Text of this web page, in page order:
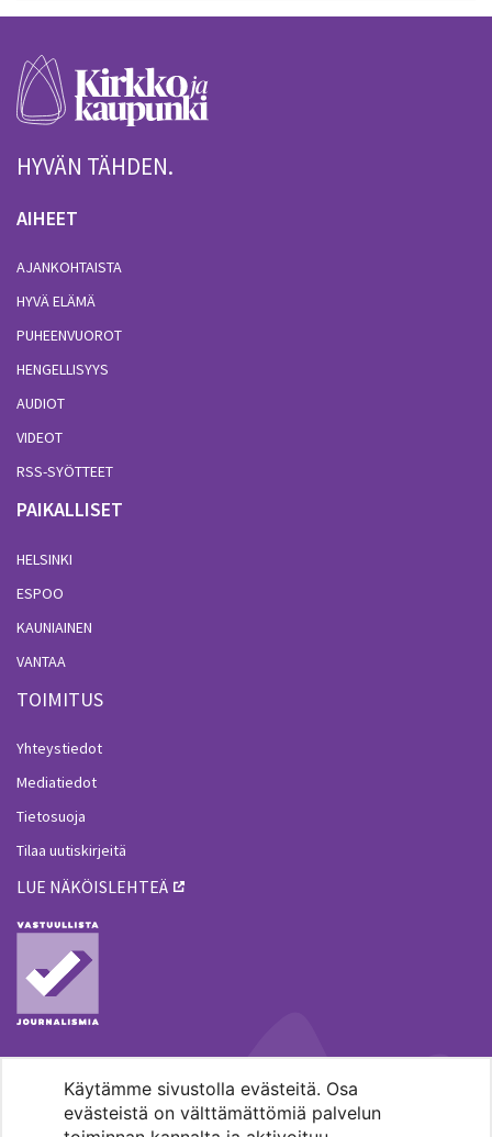
Käytämme sivustolla evästeitä. Osa
evästeistä on välttämättömiä palvelun
HYVÄN TÄHDEN.
AIHEET
AJANKOHTAISTA
HYVÄ ELÄMÄ
PUHEENVUOROT
HENGELLISYYS
AUDIOT
VIDEOT
RSS-SYÖTTEET
PAIKALLISET
HELSINKI
ESPOO
KAUNIAINEN
VANTAA
TOIMITUS
Yhteystiedot
Mediatiedot
Tietosuoja
Tilaa uutiskirjeitä
LUE NÄKÖISLEHTEÄ
MENOHAKU